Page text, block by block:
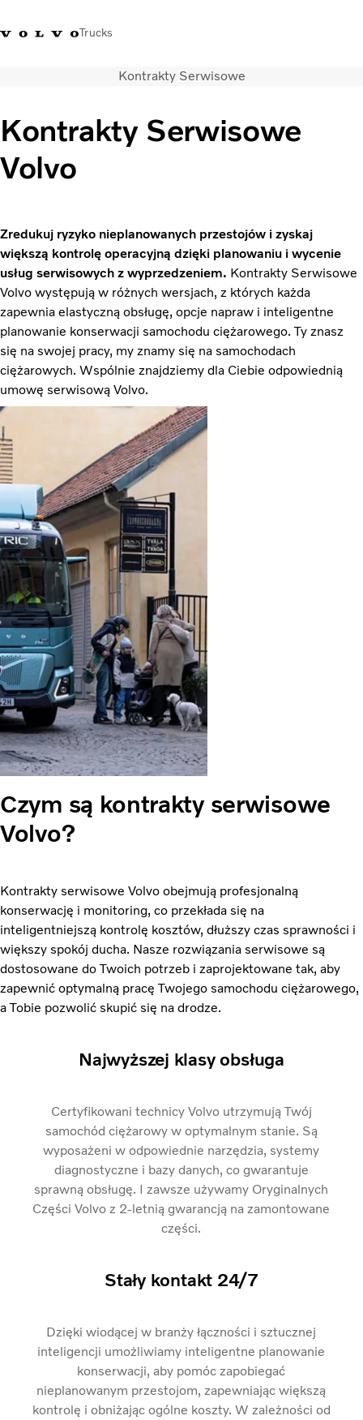
Trucks
Sklep Volvo Trucks Zaloguj sięPolska
Rozwiązania transportowe
Samochody ciężarowe
Usługi
O nas
Volvo Truck Builder
Kontakt
Kontrakty Serwisowe
Kontrakty Serwisowe
Volvo
Zredukuj ryzyko nieplanowanych przestojów i zyskaj
większą kontrolę operacyjną dzięki planowaniu i wycenie
usług serwisowych z wyprzedzeniem. Kontrakty Serwisowe
Volvo występują w różnych wersjach, z których każda
zapewnia elastyczną obsługę, opcje napraw i inteligentne
planowanie konserwacji samochodu ciężarowego. Ty znasz
się na swojej pracy, my znamy się na samochodach
ciężarowych. Wspólnie znajdziemy dla Ciebie odpowiednią
umowę serwisową Volvo.
Czym są kontrakty serwisowe
Volvo?
Kontrakty serwisowe Volvo obejmują profesjonalną
konserwację i monitoring, co przekłada się na
inteligentniejszą kontrolę kosztów, dłuższy czas sprawności i
większy spokój ducha. Nasze rozwiązania serwisowe są
dostosowane do Twoich potrzeb i zaprojektowane tak, aby
zapewnić optymalną pracę Twojego samochodu ciężarowego,
a Tobie pozwolić skupić się na drodze.
Najwyższej klasy obsługa
Certyfikowani technicy Volvo utrzymują Twój
samochód ciężarowy w optymalnym stanie. Są
wyposażeni w odpowiednie narzędzia, systemy
diagnostyczne i bazy danych, co gwarantuje
sprawną obsługę. I zawsze używamy Oryginalnych
Części Volvo z 2-letnią gwarancją na zamontowane
części.
Stały kontakt 24/7
Dzięki wiodącej w branży łączności i sztucznej
inteligencji umożliwiamy inteligentne planowanie
konserwacji, aby pomóc zapobiegać
nieplanowanym przestojom, zapewniając większą
kontrolę i obniżając ogólne koszty. W zależności od